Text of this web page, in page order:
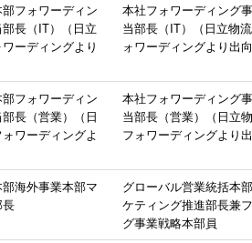
フォワーディン
長（IT）（日立
ーディングより
本社フォワーディング
当部長（IT）（日立物
ォワーディングより出向
フォワーディン
長（営業）（日
ワーディングよ
本社フォワーディング
当部長（営業）（日立
フォワーディングより出
海外事業本部マ
グローバル営業統括本
ケティング推進部長兼
グ事業戦略本部員